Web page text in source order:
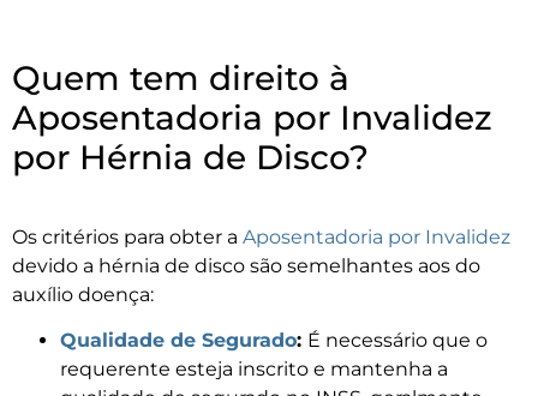
Quem tem direito à
Aposentadoria por Invalidez
por Hérnia de Disco?
Os critérios para obter a Aposentadoria por Invalidez
devido a hérnia de disco são semelhantes aos do
auxílio doença:
Qualidade de Segurado: É necessário que o
requerente esteja inscrito e mantenha a